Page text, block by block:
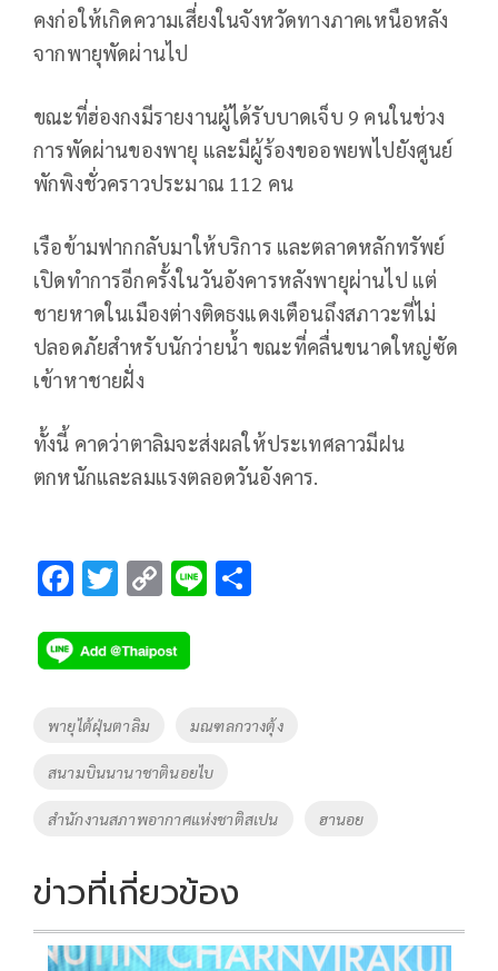
คงก่อให้เกิดความเสี่ยงในจังหวัดทางภาคเหนือหลัง
จากพายุพัดผ่านไป
ขณะที่ฮ่องกงมีรายงานผู้ได้รับบาดเจ็บ 9 คนในช่วง
การพัดผ่านของพายุ และมีผู้ร้องขออพยพไปยังศูนย์
พักพิงชั่วคราวประมาณ 112 คน
เรือข้ามฟากกลับมาให้บริการ และตลาดหลักทรัพย์
เปิดทำการอีกครั้งในวันอังคารหลังพายุผ่านไป แต่
ชายหาดในเมืองต่างติดธงแดงเตือนถึงสภาวะที่ไม่
ปลอดภัยสำหรับนักว่ายน้ำ ขณะที่คลื่นขนาดใหญ่ซัด
เข้าหาชายฝั่ง
ทั้งนี้ คาดว่าตาลิมจะส่งผลให้ประเทศลาวมีฝน
ตกหนักและลมแรงตลอดวันอังคาร.
F
e
b
o
o
k
T
tt
er
C
p
y
Li
n
k
Li
Tags
พายุไต้ฝุ่นตาลิม มณฑลกวางตุ้ง
สนามบินนานาชาตินอยไบ
สำนักงานสภาพอากาศแห่งชาติสเปน ฮานอย
ข่าวที่เกี่ยวข้อง